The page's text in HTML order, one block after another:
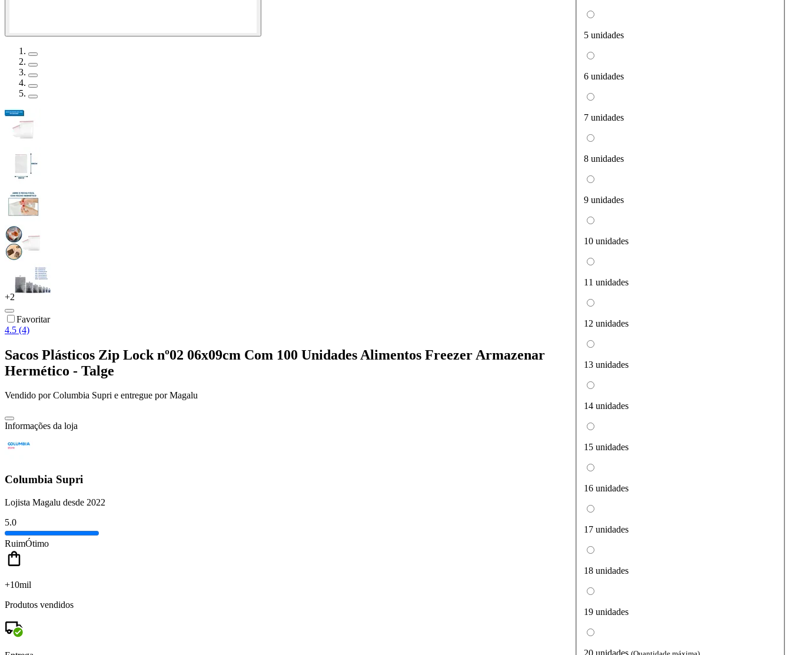
+2
Favoritar
4.5 (4)
Sacos Plásticos Zip Lock nº02 06x09cm Com 100 Unidades Alimentos Freezer Armazenar
Hermético - Talge
Vendido porColumbia Supri e entregue por Magalu
Informações da loja
Columbia Supri
Lojista Magalu desde 2022
5.0
RuimÓtimo
+10mil
Produtos vendidos
5 unidades
6 unidades
7 unidades
8 unidades
9 unidades
10 unidades
11 unidades
12 unidades
13 unidades
14 unidades
15 unidades
16 unidades
17 unidades
18 unidades
19 unidades
20 unidades